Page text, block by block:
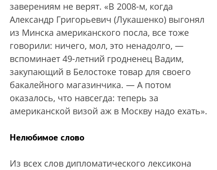
заверениям не верят. «В 2008-м, когда
Александр Григорьевич (Лукашенко) выгонял
из Минска американского посла, все тоже
говорили: ничего, мол, это ненадолго, —
вспоминает 49-летний гродненец Вадим,
закупающий в Белостоке товар для своего
бакалейного магазинчика. — А потом
оказалось, что навсегда: теперь за
американской визой аж в Москву надо ехать».
Нелюбимое слово
Из всех слов дипломатического лексикона